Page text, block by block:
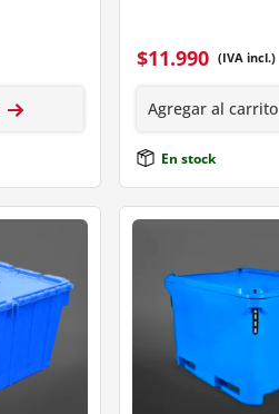
$11.990 (IVA incl.)
Agregar al carrito
En stock